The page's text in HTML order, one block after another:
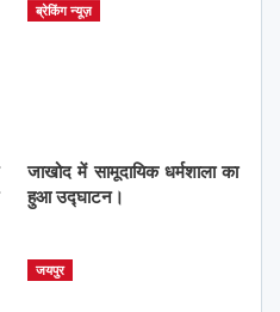
ब्रेकिंग न्यूज़
जाखोद में सामूदायिक धर्मशाला का
हुआ उद्घाटन।
जयपुर